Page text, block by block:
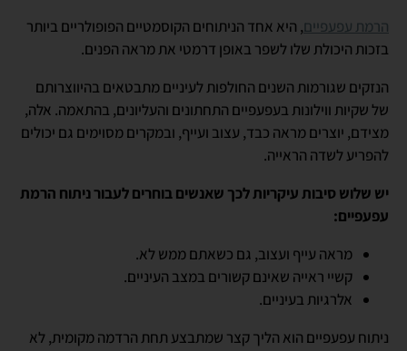
הרמת עפעפיים, היא אחד הניתוחים הקוסמטיים הפופולריים ביותר
בזכות היכולת שלו לשפר באופן דרמטי את מראה הפנים.
הנזקים שגורמות השנים החולפות לעיניים מתבטאים בהיווצרותם
של שקיות ווילונות בעפעפיים התחתונים והעליונים, בהתאמה. אלה,
מצידם, יוצרים מראה כבד, עצוב ועייף, ובמקרים מסוימים גם יכולים
להפריע לשדה הראייה.
יש שלוש סיבות עיקריות לכך שאנשים בוחרים לעבור ניתוח הרמת
עפעפיים:
מראה עייף ועצוב, גם כשאתם ממש לא.
קשיי ראייה שאינם קשורים במצב העיניים.
אלרגיות בעיניים.
ניתוח עפעפיים הוא הליך קצר שמתבצע תחת הרדמה מקומית, לא